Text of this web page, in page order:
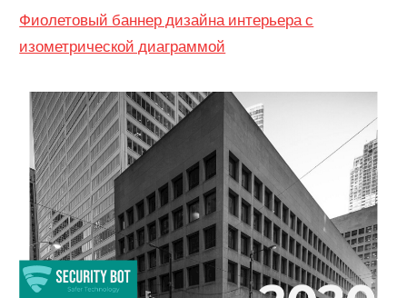
Фиолетовый баннер дизайна интерьера с
изометрической диаграммой